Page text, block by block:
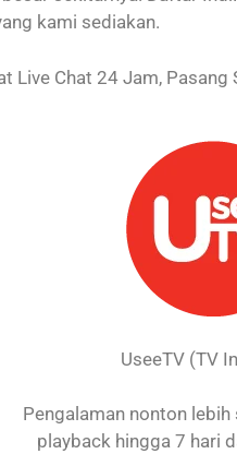
kami sediakan.
Live Chat 24 Jam, Pasang
UseeTV (TV
Pengalaman nonton lebih
playback hingga 7 hari